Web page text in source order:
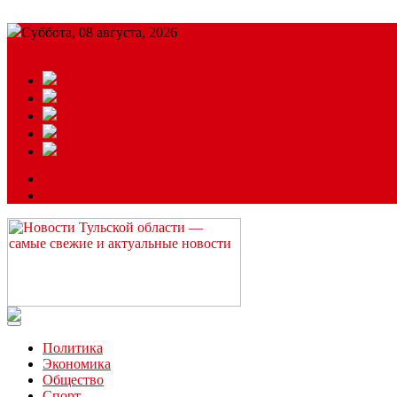
Суббота, 08 августа, 2026
Читайте последние новости дня в Тульской области на сайте
Политика
Экономика
Общество